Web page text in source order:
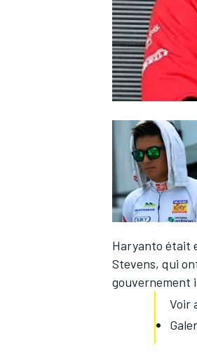
WEC
Haryanto était
Stevens, qui
gouvernement
Voir